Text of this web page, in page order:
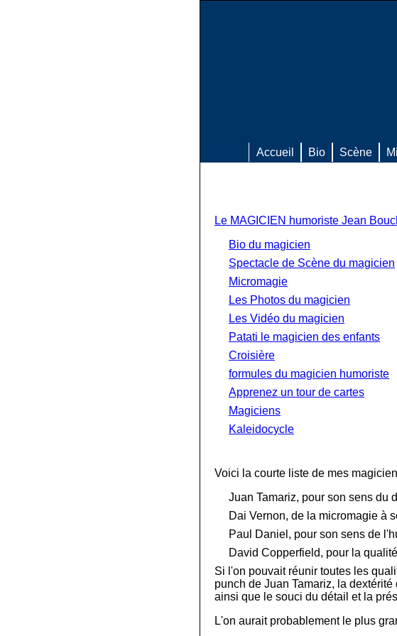
Accueil Bio Scène
Le MAGICIEN humoriste Jean
Bio du magicien
Spectacle de Scène du magicien
Micromagie
Les Photos du magicien
Les Vidéo du magicien
Patati le magicien des enfants
Croisière
formules du magicien humoriste
Apprenez un tour de cartes
Magiciens
Kaleidocycle
Voici la courte liste de mes
Juan Tamariz, pour son sens du
Dai Vernon, de la micromagie à
Paul Daniel, pour son sens de
David Copperfield, pour la
Si l'on pouvait réunir toutes les
punch de Juan Tamariz, la
ainsi que le souci du détail et la
L'on aurait probablement le plus